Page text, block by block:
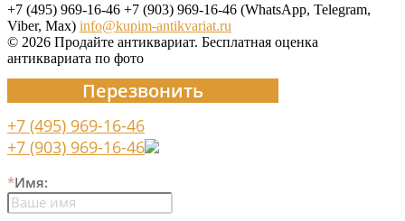
+7 (495) 969-16-46 +7 (903) 969-16-46 (WhatsApp, Telegram,
Viber, Max) info@kupim-antikvariat.ru
© 2026 Продайте антиквариат. Бесплатная оценка
антиквариата по фото
Перезвонить
+7 (495) 969-16-46
+7 (903) 969-16-46
*Имя: